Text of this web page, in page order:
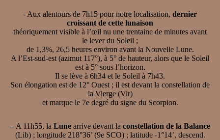
- Aux alentours de 7h15 pour notre localisation, dernier
croissant de cette lunaison
théoriquement visible à l’œil nu une trentaine de minutes avant
le lever du Soleil ;
de 1,3%, 26,5 heures environ avant la Nouvelle Lune.
A l’Est-sud-est (azimut 117°), à 5° de hauteur, alors que le Soleil
est à 5° sous l’horizon.
Il se lève à 6h34 et le Soleil à 7h43.
Son élongation est de 12° Ouest ; il est devant la constellation de
la Vierge (Vir)
et marque le 7e degré du signe du Scorpion.
– A 11h55, la Lune arrive devant la constellation de la Balance
(Lib) ; longitude 218°36’ (9e SCO) ; latitude -1°14’, descend.